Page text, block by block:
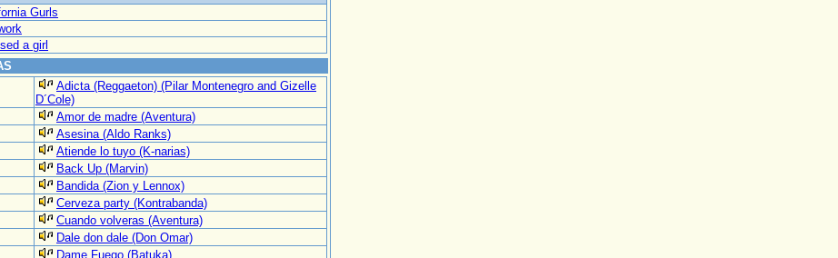
Gurls
a girl
Adicta (Reggaeton) (Pilar Montenegro and Gizelle
D´Cole)
Amor de madre (Aventura)
Asesina (Aldo Ranks)
Atiende lo tuyo (K-narias)
Back Up (Marvin)
Bandida (Zion y Lennox)
Cerveza party (Kontrabanda)
Cuando volveras (Aventura)
Dale don dale (Don Omar)
Dame Fuego (Batuka)